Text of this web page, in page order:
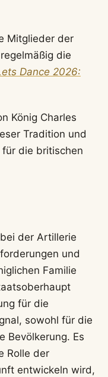
Mitglieder der
die
Dance 2026:
König Charles
Tradition und
für die britischen
der Artillerie
und
Familie
für die
sowohl für die
Bevölkerung. Es
Rolle der
entwickeln wird,